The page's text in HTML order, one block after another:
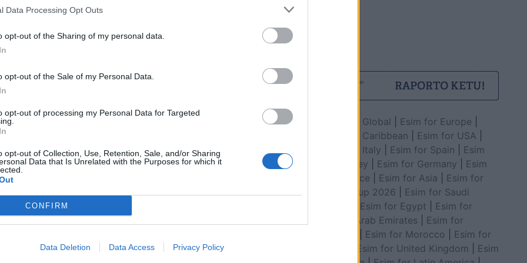
Data Processing Opt Outs
opt-out of the Sharing of my personal data.
opt-out of the Sale of my Personal Data.
opt-out of processing my Personal Data for Targeted
opt-out of Collection, Use, Retention, Sale, and/or Sharing
Data that Is Unrelated with the Purposes for which it
CONFIRM
Data Deletion Data Access Privacy Policy
Esim for Global Esim for Europe
Esim for Caribbean
Esim for USA
Esim for Italy
Esim for Spain
Esim
for Turkey
Esim for Germany
Esim
for Greece
Esim for Asia
Esim for
World Cup 2026
Esim for Saudi
Esim for Egypt
Esim for
United Arab Emirates
Esim for
Esim for Morocco
Esim for
Esim for United Kingdom
Esim